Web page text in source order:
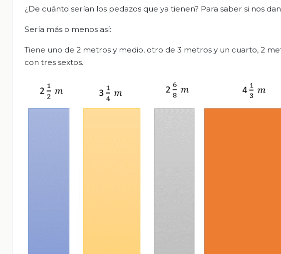
¿De cuánto serían los pedazos que ya tienen? Para saber si nos
Sería más o menos así:
Tiene uno de 2 metros y medio, otro de 3 metros y un cuarto, 2
con tres sextos.